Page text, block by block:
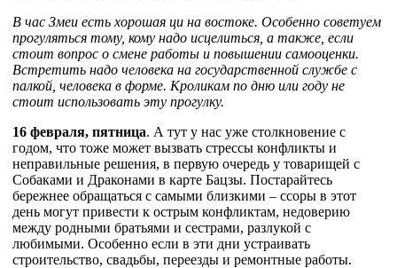
В час Змеи есть хорошая ци на востоке. Особенно советуем
прогуляться тому, кому надо исцелиться, а также, если
стоит вопрос о смене работы и повышении самооценки.
Встретить надо человека на государственной службе с
палкой, человека в форме. Кроликам по дню или году не
стоит использовать эту прогулку.
16 февраля, пятница. А тут у нас уже столкновение с
годом, что тоже может вызвать стрессы конфликты и
неправильные решения, в первую очередь у товарищей с
Собаками и Драконами в карте Бацзы. Постарайтесь
бережнее обращаться с самыми близкими – ссоры в этот
день могут привести к острым конфликтам, недоверию
между родными братьями и сестрами, разлукой с
любимыми. Особенно если в эти дни устраивать
строительство, свадьбы, переезды и ремонтные работы.